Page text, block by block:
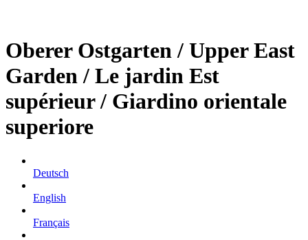
Oberer Ostgarten / Upper East
Garden / Le jardin Est
supérieur / Giardino orientale
superiore
Deutsch
English
Français